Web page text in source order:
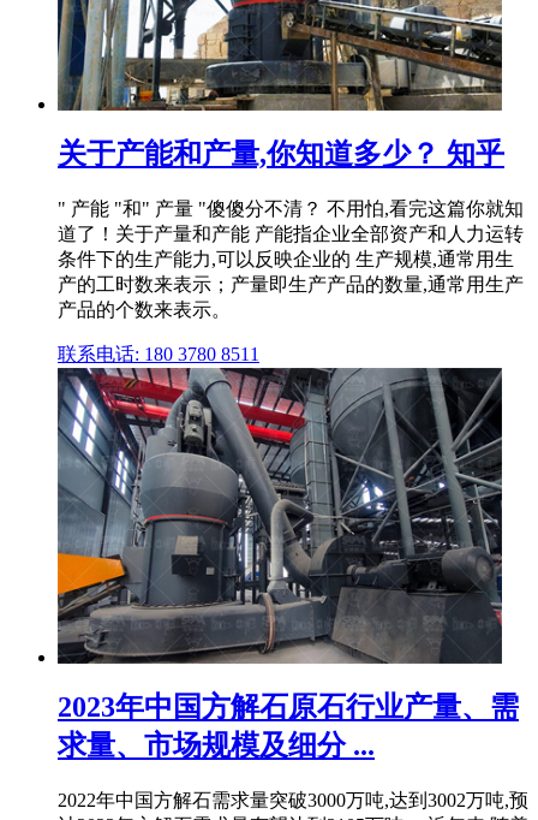
关于产能和产量,你知道多少？ 知乎
" 产能 "和" 产量 "傻傻分不清？ 不用怕,看完这篇你就知
道了！关于产量和产能 产能指企业全部资产和人力运转
条件下的生产能力,可以反映企业的 生产规模,通常用生
产的工时数来表示；产量即生产产品的数量,通常用生产
产品的个数来表示。
联系电话: 180 3780 8511
2023年中国方解石原石行业产量、需
求量、市场规模及细分 ...
2022年中国方解石需求量突破3000万吨,达到3002万吨,预